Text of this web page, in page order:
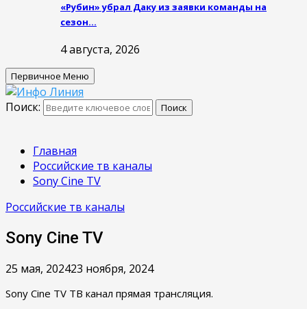
«Рубин» убрал Даку из заявки команды на
сезон…
4 августа, 2026
Первичное Меню
Поиск: Поиск
Главная
Российские тв каналы
Sony Cine TV
Российские тв каналы
Sony Cine TV
25 мая, 202423 ноября, 2024
Sony Cine TV ТВ канал прямая трансляция.